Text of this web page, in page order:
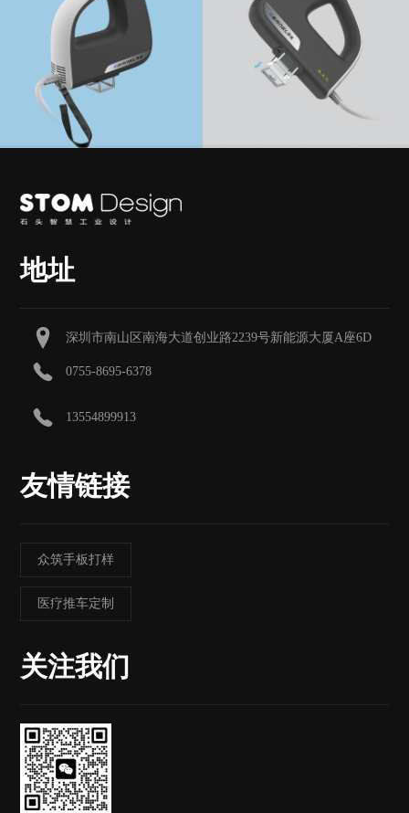
地址
深圳市南山区南海大道创业路2239号新能源大厦A座6D
0755-8695-6378
13554899913
友情链接
众筑手板打样
医疗推车定制
关注我们